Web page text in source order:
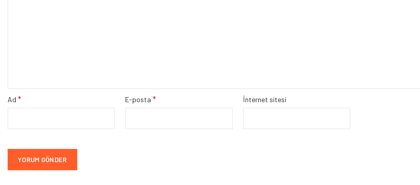
Ad * E-posta* İnternet sitesi